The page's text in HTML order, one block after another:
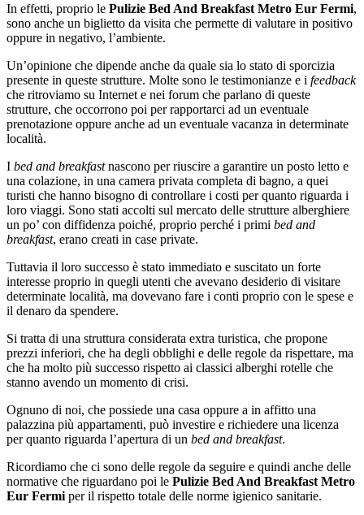
In effetti, proprio le Pulizie Bed And Breakfast Metro Eur Fermi,
sono anche un biglietto da visita che permette di valutare in positivo
oppure in negativo, l’ambiente.
Un’opinione che dipende anche da quale sia lo stato di sporcizia
presente in queste strutture. Molte sono le testimonianze e i feedback
che ritroviamo su Internet e nei forum che parlano di queste
strutture, che occorrono poi per rapportarci ad un eventuale
prenotazione oppure anche ad un eventuale vacanza in determinate
località.
I bed and breakfastnascono per riuscire a garantire un posto letto e
una colazione, in una camera privata completa di bagno, a quei
turisti che hanno bisogno di controllare i costi per quanto riguarda i
loro viaggi. Sono stati accolti sul mercato delle strutture alberghiere
un po’ con diffidenza poiché, proprio perché i primi bed and
breakfast, erano creati in case private.
Tuttavia il loro successo è stato immediato e suscitato un forte
interesse proprio in quegli utenti che avevano desiderio di visitare
determinate località, ma dovevano fare i conti proprio con le spese e
il denaro da spendere.
Si tratta di una struttura considerata extra turistica, che propone
prezzi inferiori, che ha degli obblighi e delle regole da rispettare, ma
che ha molto più successo rispetto ai classici alberghi rotelle che
stanno avendo un momento di crisi.
Ognuno di noi, che possiede una casa oppure a in affitto una
palazzina più appartamenti, può investire e richiedere una licenza
per quanto riguarda l’apertura di un bed and breakfast.
Ricordiamo che ci sono delle regole da seguire e quindi anche delle
normative che riguardano poi le Pulizie Bed And Breakfast Metro
Eur Fermi per il rispetto totale delle norme igienico sanitarie.